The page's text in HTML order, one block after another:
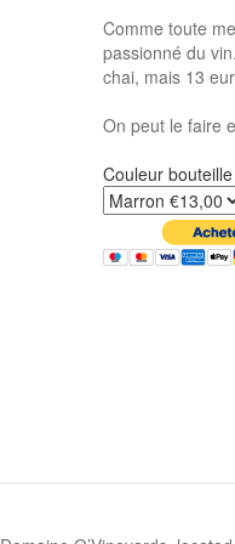
Comme toute
passionné du
chai, mais 13
On peut le faire
Couleur bouteille